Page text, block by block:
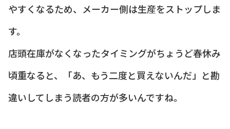
やすくなるため、メーカー側は生産をストップしま
す。
店頭在庫がなくなったタイミングがちょうど春休み
頃重なると、「あ、もう二度と買えないんだ」と勘
違いしてしまう読者の方が多いんですね。